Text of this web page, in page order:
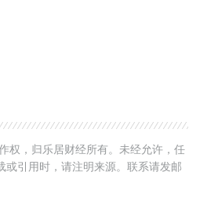
权，归乐居财经所有。未经允许，任
引用时，请注明来源。联系请发邮